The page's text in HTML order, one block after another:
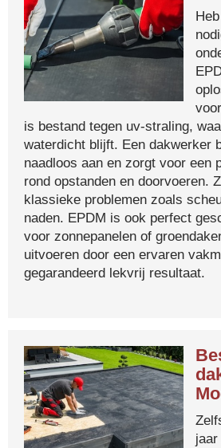
is bestand tegen uv-straling,
waterdicht blijft. Een dakwerker
naadloos aan en zorgt voor een
rond opstanden en doorvoeren.
klassieke problemen zoals
naden. EPDM is ook perfect
voor zonnepanelen of
uitvoeren door een ervaren
gegarandeerd lekvrij resultaat.